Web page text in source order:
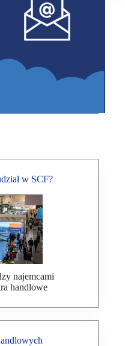
w SCF?
najemcami
handlowe